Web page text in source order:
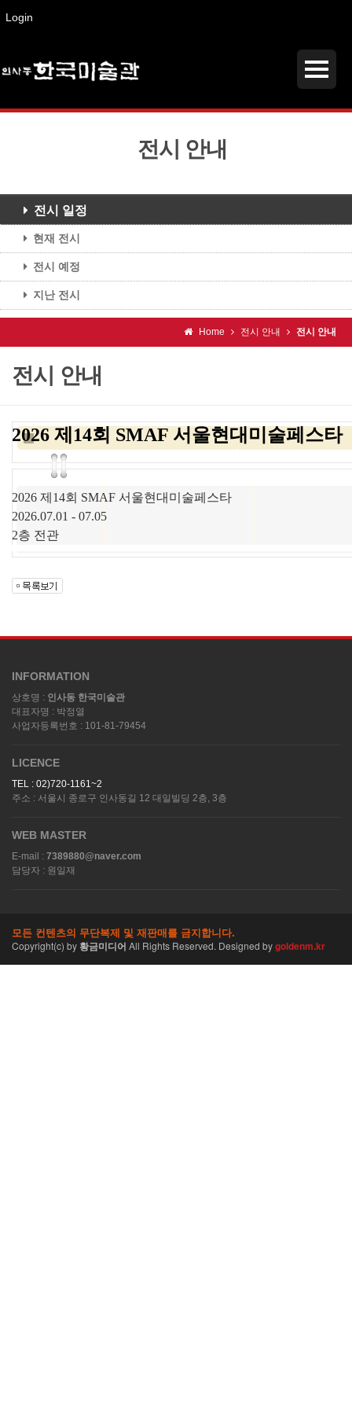
Login
전시 안내
전시 일정
현재 전시
전시 예정
지난 전시
Home 전시 안내 전시 안내
전시 안내
2026 제14회 SMAF 서울현대미술페스타
2026 제14회 SMAF 서울현대미술페스타
2026.07.01 - 07.05
2층 전관
INFORMATION
상호명 : 인사동 한국미술관
대표자명 : 박정열
사업자등록번호 : 101-81-79454
LICENCE
TEL : 02)720-1161~2
주소 : 서울시 종로구 인사동길 12 대일빌딩 2층, 3층
WEB MASTER
E-mail : 7389880@naver.com
담당자 : 원일재
모든 컨텐츠의 무단복제 및 재판매를 금지합니다.
Copyright(c) by 황금미디어 All Rights Reserved. Designed bygoldenm.kr